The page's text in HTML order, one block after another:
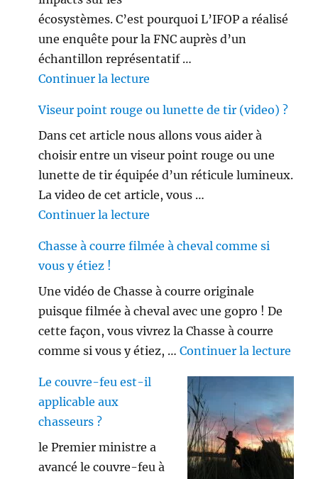
écosystèmes. C’est pourquoi L’IFOP a réalisé
une enquête pour la FNC auprès d’un
échantillon représentatif …
Continuer la lecture
Viseur point rouge ou lunette de tir (video) ?
Dans cet article nous allons vous aider à
choisir entre un viseur point rouge ou une
lunette de tir équipée d’un réticule lumineux.
La video de cet article, vous …
Continuer la lecture
Chasse à courre filmée à cheval comme si
vous y étiez !
Une vidéo de Chasse à courre originale
puisque filmée à cheval avec une gopro ! De
cette façon, vous vivrez la Chasse à courre
comme si vous y étiez, …Continuer la lecture
Le couvre-feu est-il
applicable aux
chasseurs ?
le Premier ministre a
avancé le couvre-feu à